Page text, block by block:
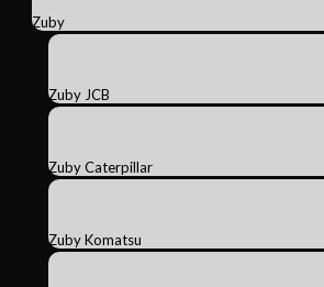
Zuby
Zuby JCB
Zuby Caterpillar
Zuby Komatsu